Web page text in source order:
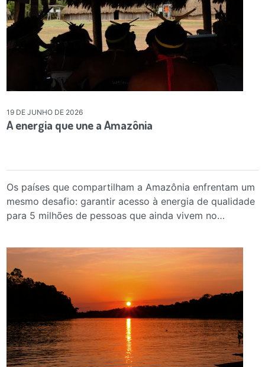
19 DE JUNHO DE 2026
A energia que une a Amazônia
Os países que compartilham a Amazônia enfrentam um
mesmo desafio: garantir acesso à energia de qualidade
para 5 milhões de pessoas que ainda vivem no…